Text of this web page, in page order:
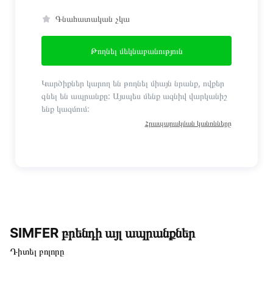
Գնահատական չկա
Թողնել մեկնաբանություն
Կարծիքներ կարող են թողնել միայն նրանք, ովքեր
գնել են ապրանքը: Այսպես մենք ազնիվ վարկանիշ
ենք կազմում:
Հրապարակման կանոնները
SIMFER բրենդի այլ ապրանքներ
Դիտել բոլորը